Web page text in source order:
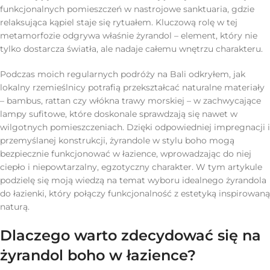
funkcjonalnych pomieszczeń w nastrojowe sanktuaria, gdzie
relaksująca kąpiel staje się rytuałem. Kluczową rolę w tej
metamorfozie odgrywa właśnie żyrandol – element, który nie
tylko dostarcza światła, ale nadaje całemu wnętrzu charakteru.
Podczas moich regularnych podróży na Bali odkryłem, jak
lokalny rzemieślnicy potrafią przekształcać naturalne materiały
– bambus, rattan czy włókna trawy morskiej – w zachwycające
lampy sufitowe, które doskonale sprawdzają się nawet w
wilgotnych pomieszczeniach. Dzięki odpowiedniej impregnacji i
przemyślanej konstrukcji, żyrandole w stylu boho mogą
bezpiecznie funkcjonować w łazience, wprowadzając do niej
ciepło i niepowtarzalny, egzotyczny charakter. W tym artykule
podzielę się moją wiedzą na temat wyboru idealnego żyrandola
do łazienki, który połączy funkcjonalność z estetyką inspirowaną
naturą.
Dlaczego warto zdecydować się na
żyrandol boho w łazience?